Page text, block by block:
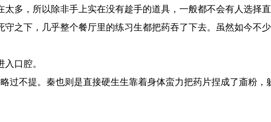
多，所以除非手上实在没有趁手的道具，一般都不会有人选择直
之下，几乎整个餐厅里的练习生都把药吞了下去。虽然如今不
口腔。
不提。秦也则是直接硬生生靠着身体蛮力把药片捏成了齑粉，